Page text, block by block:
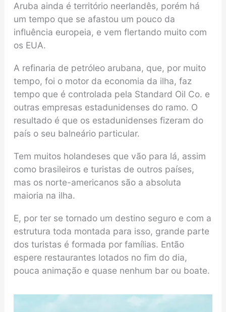
Aruba ainda é território neerlandês, porém há
um tempo que se afastou um pouco da
influência europeia, e vem flertando muito com
os EUA.
A refinaria de petróleo arubana, que, por muito
tempo, foi o motor da economia da ilha, faz
tempo que é controlada pela Standard Oil Co. e
outras empresas estadunidenses do ramo. O
resultado é que os estadunidenses fizeram do
país o seu balneário particular.
Tem muitos holandeses que vão para lá, assim
como brasileiros e turistas de outros países,
mas os norte-americanos são a absoluta
maioria na ilha.
E, por ter se tornado um destino seguro e com a
estrutura toda montada para isso, grande parte
dos turistas é formada por famílias. Então
espere restaurantes lotados no fim do dia,
pouca animação e quase nenhum bar ou boate.